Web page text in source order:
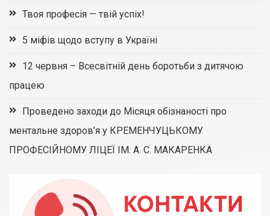
Твоя професія — твій успіх!
5 міфів щодо вступу в Україні
12 червня – Всесвітній день боротьби з дитячою
працею
Проведено заходи до Місяця обізнаності про
ментальне здоров’я у КРЕМЕНЧУЦЬКОМУ
ПРОФЕСІЙНОМУ ЛІЦЕЇ ІМ. А. С. МАКАРЕНКА